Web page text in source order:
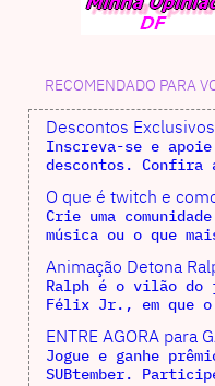
RECOMENDADO PARA
Descontos
Inscreva-se e apoie
descontos. Confira
O que é twitch e
Crie uma
música ou o que
Animação Detona
Ralph é o vilão do
Félix Jr., em que o
ENTRE AGORA para
Jogue e ganhe
SUBtember.